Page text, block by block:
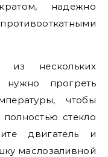
надежно
из нескольких
нужно прогреть
чтобы
стекло
двигатель и
маслозаливной